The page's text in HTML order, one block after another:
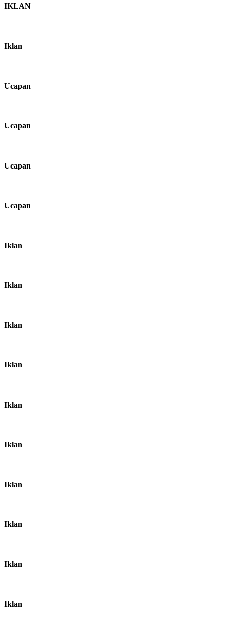
IKLAN
Iklan
Ucapan
Ucapan
Ucapan
Ucapan
Iklan
Iklan
Iklan
Iklan
Iklan
Iklan
Iklan
Iklan
Iklan
Iklan